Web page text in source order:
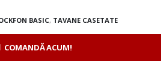
BASIC, TAVANE CASETATE
COMANDĂ ACUM!